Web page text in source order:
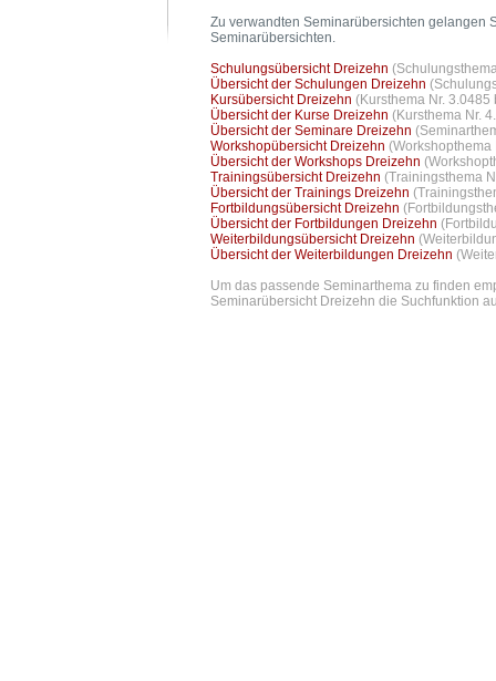
Zu verwandten Seminarübersichten gelangen
Seminarübersichten.
Schulungsübersicht Dreizehn
Übersicht der Schulungen Dreizehn
Kursübersicht Dreizehn (Kursthema Nr. 3.0485
Übersicht der Kurse Dreizehn (Kursthema Nr.
Übersicht der Seminare Dreizehn
Workshopübersicht Dreizehn (Workshopthema
Übersicht der Workshops Dreizehn
Trainingsübersicht Dreizehn (Trainingsthema
Übersicht der Trainings Dreizehn
Fortbildungsübersicht Dreizehn
Übersicht der Fortbildungen Dreizehn
Weiterbildungsübersicht Dreizehn
Übersicht der Weiterbildungen Dreizehn
Um das passende Seminarthema zu finden
Seminarübersicht Dreizehn die Suchfunktion